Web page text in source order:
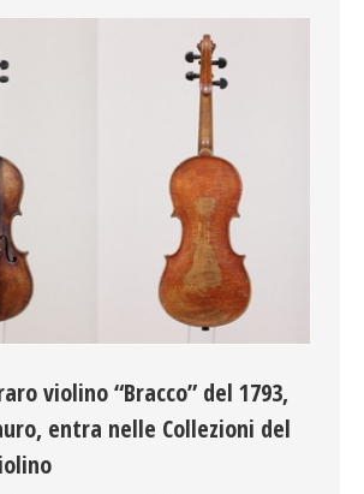
violino “Bracco” del 1793,
entra nelle Collezioni del